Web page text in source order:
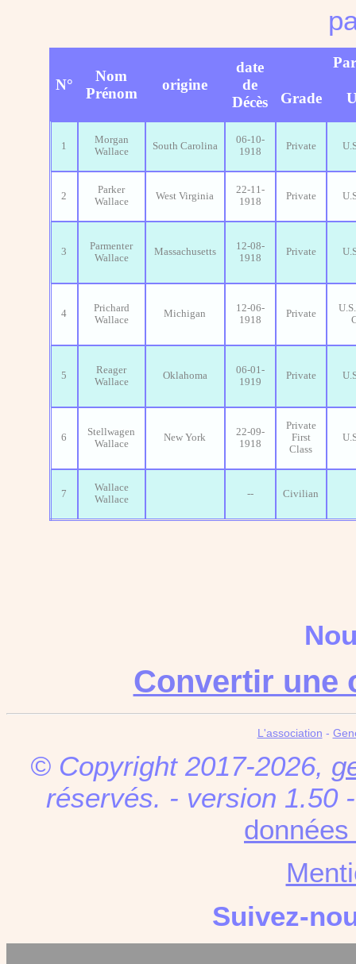
N°
Nom
Prénom
origine
date
de
Décès
Grade
1
Morgan
Wallace
South Carolina
06-10-
1918
Private
2
Parker
Wallace
West Virginia
22-11-
1918
Private
3
Parmenter
Wallace
Massachusetts
12-08-
1918
Private
4
Prichard
Wallace
Michigan
12-06-
1918
Private
5
Reager
Wallace
Oklahoma
06-01-
1919
Private
6
Stellwagen
Wallace
New York
22-09-
1918
Private
First
Class
7
Wallace
Wallace
-- Civilian
Convertir une
L'association -
© Copyright 2017-2026,
réservés. - version 1.50
Suivez-